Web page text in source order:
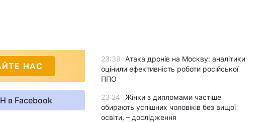
НАС
в Facebook
23:39
Атака дронів на Москву: аналітики
оцінили ефективність роботи російської
ППО
23:24
Жінки з дипломами частіше
обирають успішних чоловіків без вищої
освіти, – дослідження